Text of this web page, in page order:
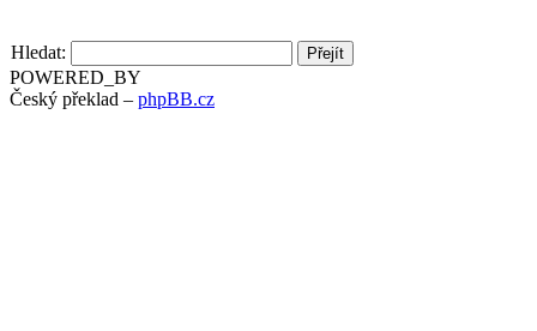
Hledat:
POWERED_BY
Český překlad – phpBB.cz